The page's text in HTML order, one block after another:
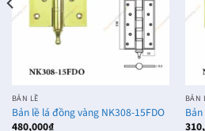
BẢN LỀ
Bản lề lá đồng vàng NK308-15FDO
480,000₫
BẢN